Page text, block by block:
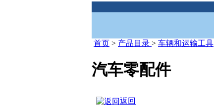
首页 > 产品目录 > 车辆和运输工具
汽车零配件
返回